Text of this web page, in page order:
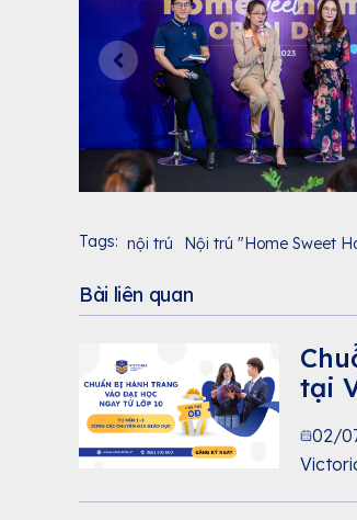
Tags: nội trú Nội trú "Home Sweet
Bài liên quan
tại
02/